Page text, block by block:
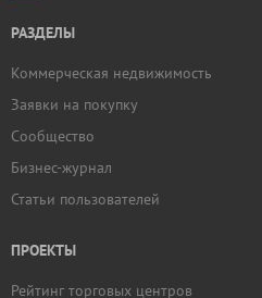
РАЗДЕЛЫ
Коммерческая недвижимость
Заявки на покупку
Сообщество
Бизнес-журнал
Статьи пользователей
ПРОЕКТЫ
Рейтинг торговых центров